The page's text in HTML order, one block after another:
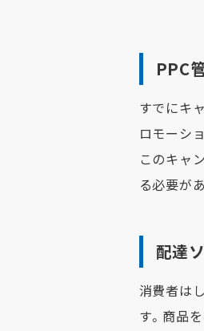
PPC
すでにキ
ロモーシ
このキャ
る必要が
配達
消費者は
す。商品